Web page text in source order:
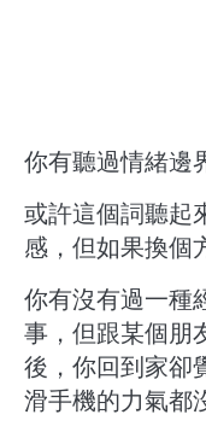
你有聽過情緒邊
或許這個詞聽起
感，但如果換個
你有沒有過一種
事，但跟某個朋
後，你回到家卻
滑手機的力氣都